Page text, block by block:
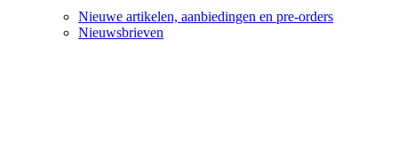
Nieuwe artikelen, aanbiedingen en pre-orders
Nieuwsbrieven